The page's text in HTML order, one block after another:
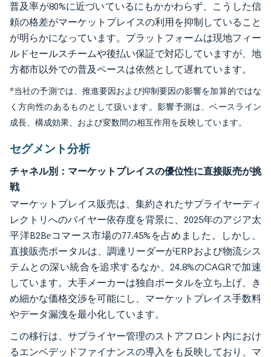
普及率が80%に近づいているにもかかわらず、こうした信
頼の格差がマーケットプレイスの利用を抑制していること
が明らかになっています。プラットフォームは現地フィー
ルドセールスチームや後払い保証で対応していますが、地
方都市以外での普及ペースは依然として遅れています。
*当社の予測では、推進要因および抑制要因の影響を加算的ではな
く方向性のあるものとして扱います。影響予測は、ベースライン
成長、構成効果、および変数間の相互作用を反映しています。
セグメント分析
チャネル別：マーケットプレイスの優位性に直接販売が挑
戦
マーケットプレイス販売は、集約されたサプライヤーディ
レクトリへのバイヤー依存度を背景に、2025年のアジア太
平洋B2Bеコマース市場の77.45%を占めました。しかし、
直接販売ポータルは、調達リーダーがERPおよび物流シス
テムとの深い統合を追求するなか、24.8%のCAGRで加速
しています。大手メーカーは独自ポータルを立ち上げ、き
め細かな価格交渉を可能にし、マーケットプレイス手数料
やデータ漏洩を最小化しています。
この移行は、サプライヤー管理のストアフロント内におけ
るエンベデッドファイナンスの導入をも反映しており、マ